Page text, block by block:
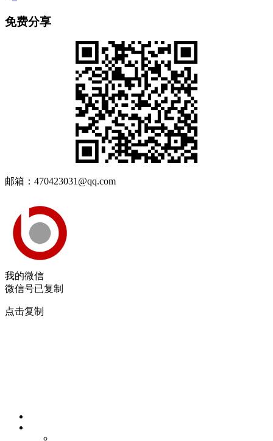
免费分享
邮箱：470423031@qq.com
我的微信
微信号已复制
点击复制